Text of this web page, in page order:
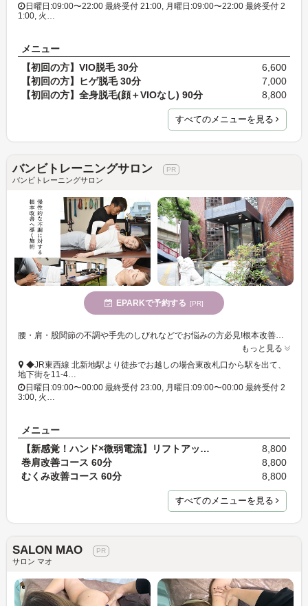
日曜日:09:00〜22:00 最終受付 21:00, 月曜日:09:00〜22:00 最終受付 2
1:00, 火…
メニュー
【初回の方】VIO脱毛 30分
6,600
【初回の方】ヒゲ脱毛 30分
7,000
【初回の方】全身脱毛(顔＋VIOなし) 90分
8,800
すべてのメニューを見る
バンビトレーニングサロン
バンビトレーニングサロン
EPARKで予約する [PR]
腰・肩・股関節の不調や手先のしびれなどでお悩みの方必見!根本改善を目的としたアプローチで筋膜や神経を緩めることで慢性的な辛さを改善に導きます♪24:00まで営業☆
もっと見る
◆JR東西線 北新地駅より徒歩でお越しの場合東改札口から駅を出て、
地下街を11-4…
日曜日:09:00〜00:00 最終受付 23:00, 月曜日:09:00〜00:00 最終受付 2
3:00, 火…
メニュー
【新感覚！ハンド×微弱電流】リフトアップ小顔(ドラ…
8,800
巻肩改善コース 60分
8,800
むくみ改善コース 60分
8,800
すべてのメニューを見る
SALON MAO
サロン マオ